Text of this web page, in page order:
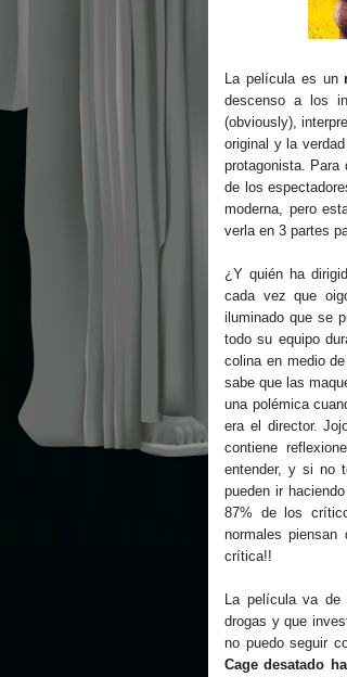
La película es un
descenso a los
(obviously),
original y la
protagonista. Para
de los
moderna, pero
verla en 3 partes
¿Y quién ha
cada vez que
iluminado que se
todo su equipo
colina en medio
sabe que las
una polémica
era el director.
contiene
entender, y si no
pueden ir
87% de los
normales
crítica!!
La película va de
drogas y que
no puedo seguir
Cage desatado